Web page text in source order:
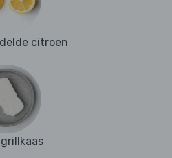
citroen